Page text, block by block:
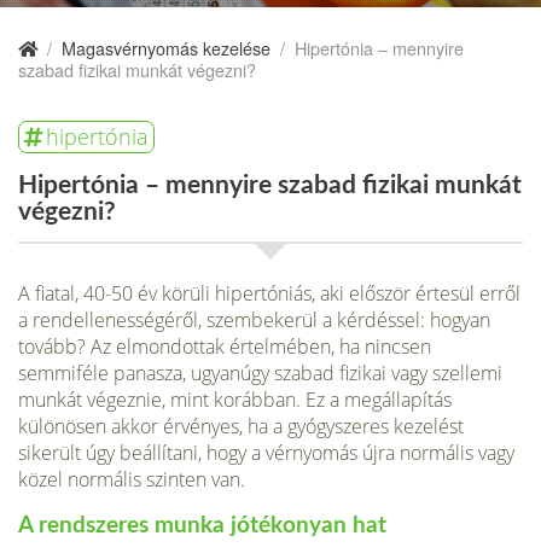
/ Magasvérnyomás kezelése / Hipertónia – mennyire
szabad fizikai munkát végezni?
hipertónia
Hipertónia – mennyire szabad fizikai munkát
végezni?
A fiatal, 40-50 év körüli hipertóniás, aki először értesül erről
a rendellenességéről, szembekerül a kérdéssel: hogyan
tovább? Az elmondottak értelmében, ha nincsen
semmiféle panasza, ugyanúgy szabad fizikai vagy szellemi
munkát végeznie, mint korábban. Ez a megállapítás
különösen akkor érvényes, ha a gyógyszeres kezelést
sikerült úgy beállítani, hogy a vérnyomás újra normális vagy
közel normális szinten van.
A rendszeres munka jótékonyan hat